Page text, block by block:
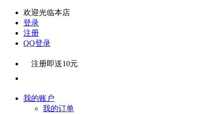
欢迎光临本店
登录
注册
QQ登录
注册即送10元
我的账户
我的订单